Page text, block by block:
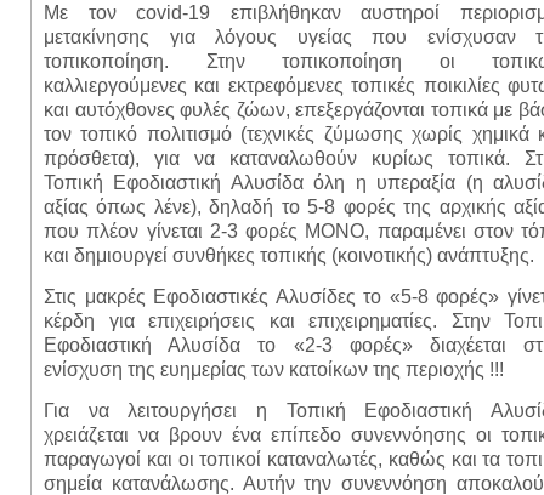
Με τονcovid-19 επιβλήθηκαν αυστηροί
μετακίνησης για λόγους υγείας που ενίσχυσαν
τοπικοποίηση. Στην τοπικοποίηση οι
καλλιεργούμενες και εκτρεφόμενες τοπικές ποικιλίες
και αυτόχθονες φυλές ζώων, επεξεργάζονται τοπικά με
τον τοπικό πολιτισμό (τεχνικές ζύμωσης χωρίς χημικά
πρόσθετα), για να καταναλωθούν κυρίως τοπικά.
Τοπική Εφοδιαστική Αλυσίδα όλη η υπεραξία (η
αξίας όπως λένε), δηλαδή το 5-8 φορές της αρχικής
που πλέον γίνεται 2-3 φορές ΜΟΝΟ, παραμένει στον
και δημιουργεί συνθήκες τοπικής (κοινοτικής) ανάπτυξης.
Στις μακρές Εφοδιαστικές Αλυσίδες το «5-8 φορές»
κέρδη για επιχειρήσεις και επιχειρηματίες. Στην
Εφοδιαστική Αλυσίδα το «2-3 φορές» διαχέεται
ενίσχυση της ευημερίας των κατοίκων της περιοχής !!!
Για να λειτουργήσει η Τοπική Εφοδιαστική
χρειάζεται να βρουν ένα επίπεδο συνεννόησης οι
παραγωγοί και οι τοπικοί καταναλωτές, καθώς και τα
σημεία κατανάλωσης. Αυτήν την συνεννόηση